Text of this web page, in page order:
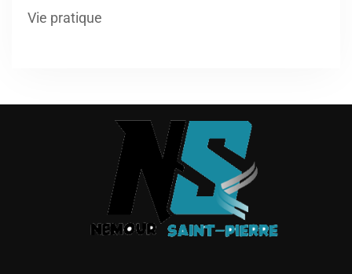
Vie pratique